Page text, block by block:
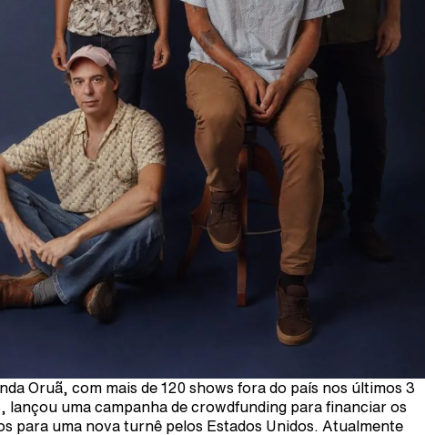
Oruã, com mais de 120 shows fora do país nos últimos 3
lançou uma campanha de crowdfunding para financiar os
para uma nova turnê pelos Estados Unidos. Atualmente